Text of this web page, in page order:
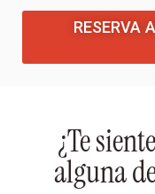
RESERVA
¿Te
alguna